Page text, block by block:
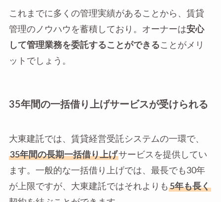
これまでに多くの管理実績があることから、賃貸
管理のノウハウを蓄積しており。オーナーは安心
して管理業務を委託することができることがメリ
ットでしょう。
35年間の一括借り上げサービスが受けられる
大東建託では、賃貸経営受託システムの一環で、
35年間の長期一括借り上げサービスを提供してい
ます。一般的な一括借り上げでは、最長でも30年
が上限ですが、大東建託ではそれよりも 5年も長く